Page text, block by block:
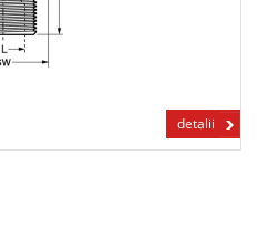
detalii